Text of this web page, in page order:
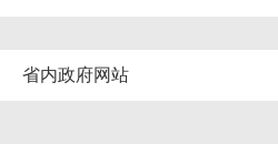
省内政府网站